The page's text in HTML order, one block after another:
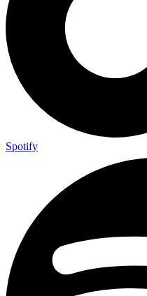
Spotify